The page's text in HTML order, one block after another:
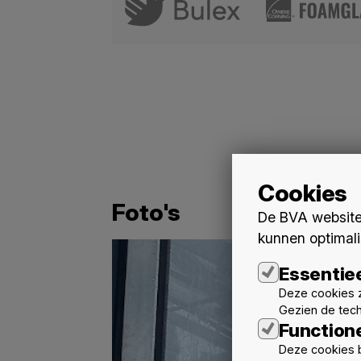
Cookies
De BVA
kunnen
Deze cookies
Gezien de
Deze cookies
Foto's